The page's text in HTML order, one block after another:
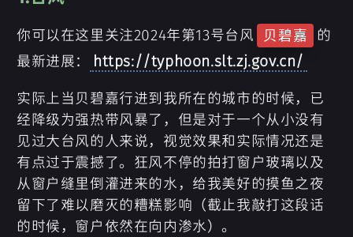
你可以在这里关注2024年第13号台风 贝碧嘉
的
最新进展：
https://typhoon.slt.zj.gov.cn/
实际上当贝碧嘉行进到我所在的城市的时候，已
经降级为强热带风暴了，但是对于一个从小没有
见过大台风的人来说，视觉效果和实际情况还是
有点过于震撼了。狂风不停的拍打窗户玻璃以及
从窗户缝里倒灌进来的水，给我美好的摸鱼之夜
留下了难以磨灭的糟糕影响（截止我敲打这段话
的时候，窗户依然在向内渗水）。